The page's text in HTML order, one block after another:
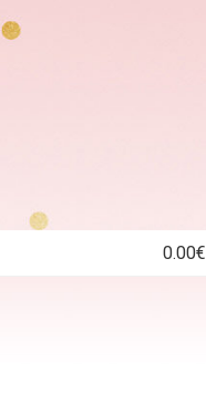
0.00€